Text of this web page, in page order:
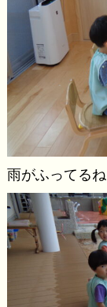
雨がふってるね